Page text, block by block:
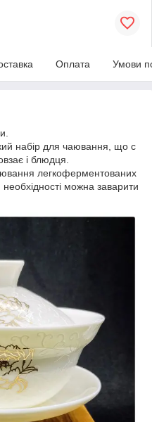
Оплата Умови
набір для чаювання, що с
і блюдця.
легкоферментованих
можна заварити